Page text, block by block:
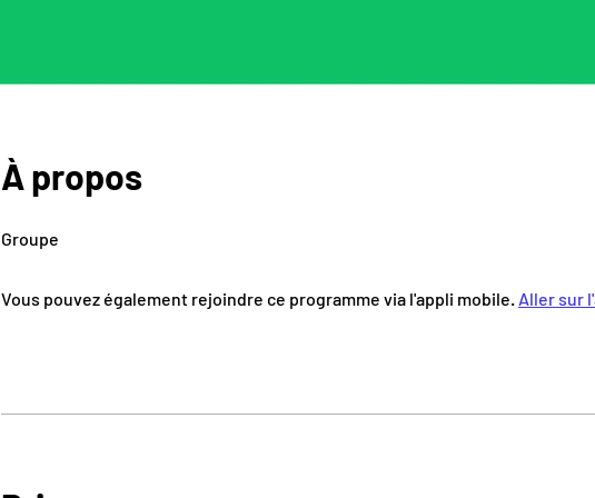
À propos
Groupe
Vous pouvez également rejoindre ce programme via l'appli mobile. Aller sur